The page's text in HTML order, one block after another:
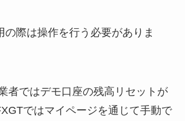
の際は操作を行う必要がありま
者ではデモ口座の残高リセットが
ではマイページを通じて手動で